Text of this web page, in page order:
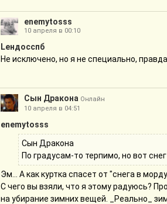
enemytosss
10 апреля в 00:10
Lендосспб
Не исключено, но я не специально,
Сын Дракона Онлайн
10 апреля в 04:51
enemytosss
Сын Дракона
По градусам-то терпимо, но вот
Эм... А как куртка спасет от "снега в
С чего вы взяли, что я этому радуюсь?
на убирание зимних вещей. _Реально_